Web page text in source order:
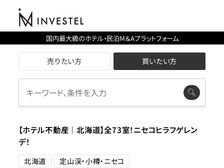
国内最大級のホテル・民泊M＆Aプラットフォーム
売りたい方 買いたい方
【ホテル不動産｜北海道】全73室！ニセコヒラフゲレン
デ！
北海道 定山渓・小樽・ニセコ